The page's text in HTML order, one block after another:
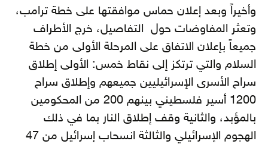
وأخيراً وبعد إعلان حماس موافقتها على خطة ترامب،
وتعثر المفاوضات حول التفاصيل، خرج الأطراف
جميعاً بإعلان الاتفاق على المرحلة الأولى من خطة
السلام والتي ترتكز إلى نقاط خمس: الأولى إطلاق
سراح الأسرى الإسرائيليين جميعهم وإطلاق سراح
1200 أسير فلسطيني بينهم 200 من المحكومين
بالمؤبد، والثانية وقف إطلاق النار بما في ذلك
الهجوم الإسرائيلي والثالثة انسحاب إسرائيل من 47